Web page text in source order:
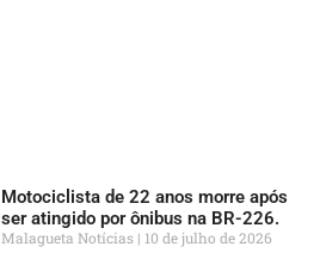
Motociclista de 22 anos morre após
ser atingido por ônibus na BR-226.
Malagueta Notícias 10 de julho de 2026